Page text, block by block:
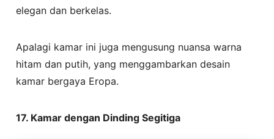
elegan dan berkelas.
Apalagi kamar ini juga mengusung nuansa warna
hitam dan putih, yang menggambarkan desain
kamar bergaya Eropa.
17. Kamar dengan Dinding Segitiga